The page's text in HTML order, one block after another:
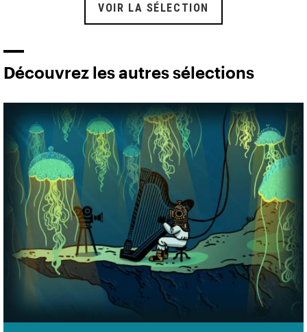
VOIR LA SÉLECTION
Découvrez les autres sélections